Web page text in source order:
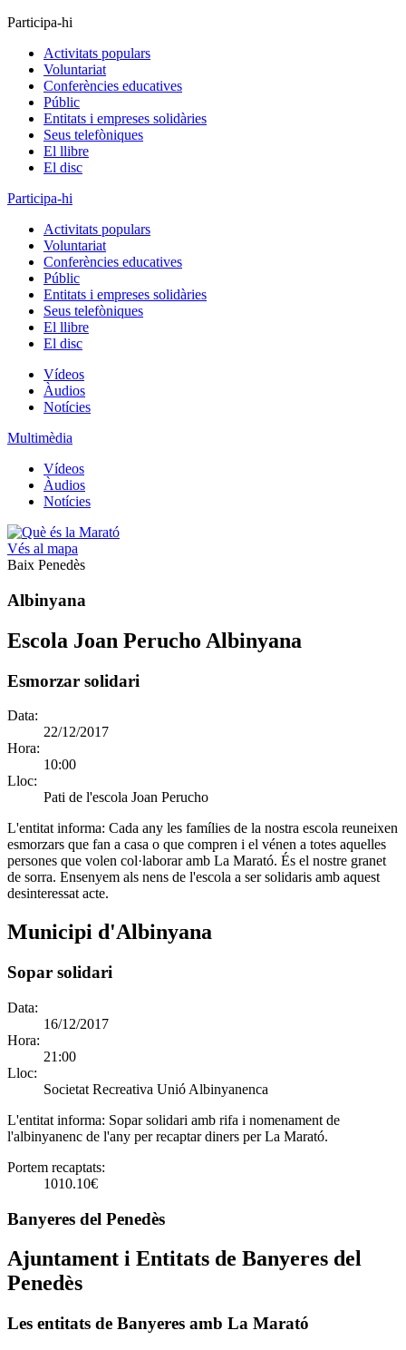
Participa-hi
Activitats populars
Voluntariat
Conferències educatives
Públic
Entitats i empreses solidàries
Seus telefòniques
El llibre
El disc
Participa-hi
Activitats populars
Voluntariat
Conferències educatives
Públic
Entitats i empreses solidàries
Seus telefòniques
El llibre
El disc
Vídeos
Àudios
Notícies
Multimèdia
Vídeos
Àudios
Notícies
Vés al mapa
Baix Penedès
Albinyana
Escola Joan Perucho Albinyana
Esmorzar solidari
Data:
22/12/2017
Hora:
10:00
Lloc:
Pati de l'escola Joan Perucho
L'entitat informa: Cada any les famílies de la nostra escola reuneixen
esmorzars que fan a casa o que compren i el vénen a totes aquelles
persones que volen col·laborar amb La Marató. És el nostre granet
de sorra. Ensenyem als nens de l'escola a ser solidaris amb aquest
desinteressat acte.
Municipi d'Albinyana
Sopar solidari
Data:
16/12/2017
Hora:
21:00
Lloc:
Societat Recreativa Unió Albinyanenca
L'entitat informa: Sopar solidari amb rifa i nomenament de
l'albinyanenc de l'any per recaptar diners per La Marató.
Portem recaptats:
1010.10€
Banyeres del Penedès
Ajuntament i Entitats de Banyeres del
Penedès
Les entitats de Banyeres amb La Marató